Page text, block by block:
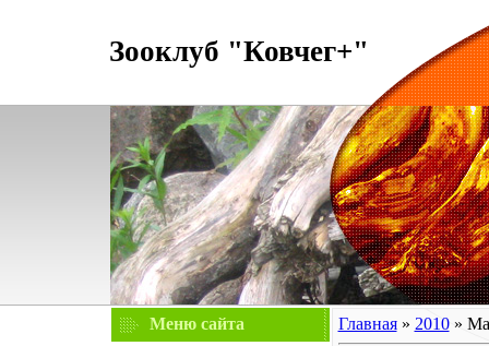
Зооклуб "Ковчег+"
Меню сайта
Главная» 2010 »